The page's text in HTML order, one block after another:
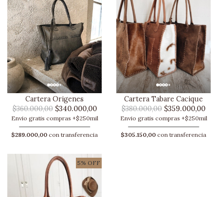
Cartera Origenes
$360.000,00$340.000,00
Envio gratis compras +$250mil
$289.000,00 con transferencia
Cartera Tabare Cacique
$380.000,00 $359.000,00
Envio gratis compras +$250mil
$305.150,00 con transferencia
5% OFF